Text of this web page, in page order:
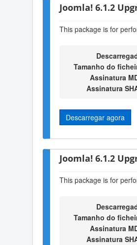
Joomla! 6.1.2
This package is for
Tamanho do
Assinatura
Assinatura
Descarregar agora
Joomla! 6.1.2
This package is for
Tamanho do
Assinatura
Assinatura